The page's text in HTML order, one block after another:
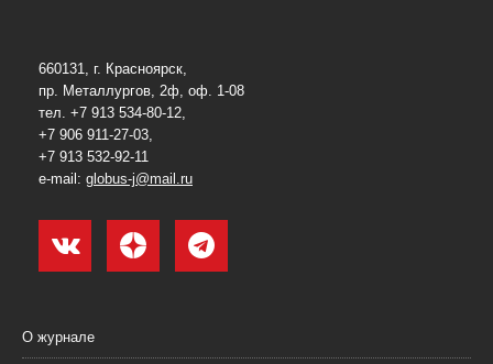
660131, г. Красноярск,
пр. Металлургов, 2ф, оф. 1-08
тел. +7 913 534-80-12,
+7 906 911-27-03,
+7 913 532-92-11
e-mail: globus-j@mail.ru
О журнале